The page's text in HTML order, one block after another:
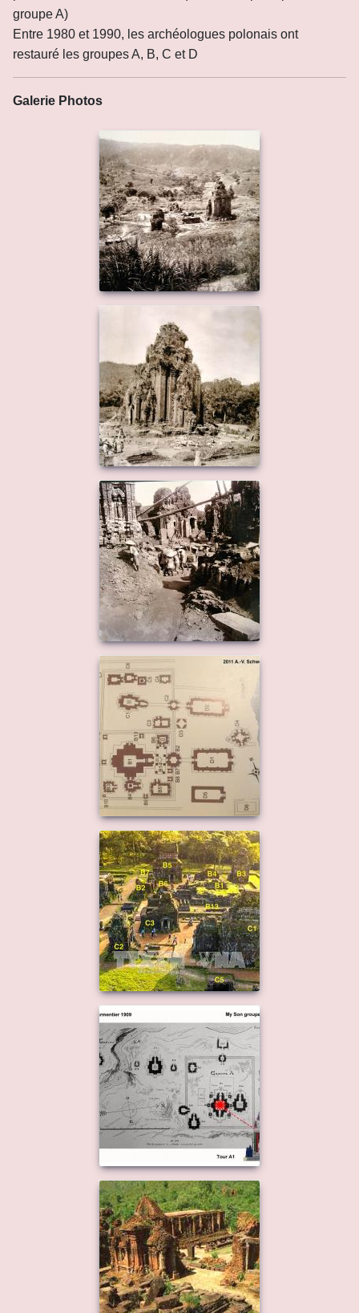
groupe A)
Entre 1980 et 1990, les archéologues polonais ont
restauré les groupes A, B, C et D
Galerie Photos